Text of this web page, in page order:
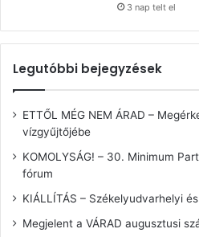
3 nap telt el
Legutóbbi bejegyzések
ETTŐL MÉG NEM ÁRAD –
vízgyűjtőjébe
KOMOLYSÁG! – 30. Minimum
fórum
KIÁLLÍTÁS – Székelyudvarhelyi
Megjelent a VÁRAD augusztusi